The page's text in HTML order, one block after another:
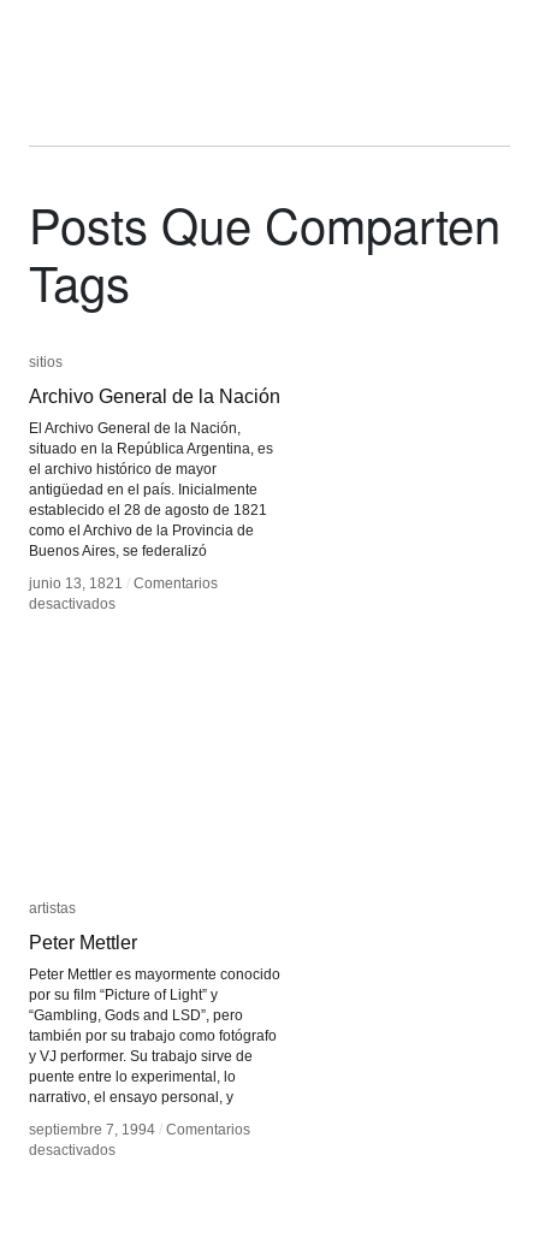
Posts Que Comparten
Tags
sitios
Archivo General de la Nación
El Archivo General de la Nación,
situado en la República Argentina, es
el archivo histórico de mayor
antigüedad en el país. Inicialmente
establecido el 28 de agosto de 1821
como el Archivo de la Provincia de
Buenos Aires, se federalizó
junio 13, 1821 / Comentarios
desactivadosen
sitios
Archivo General de la Nación
junio 13, 1821 / Comentarios
desactivadosen
artistas
Peter Mettler
Peter Mettler es mayormente conocido
por su film “Picture of Light” y
“Gambling, Gods and LSD”, pero
también por su trabajo como fotógrafo
y VJ performer. Su trabajo sirve de
puente entre lo experimental, lo
narrativo, el ensayo personal, y
septiembre 7, 1994 / Comentarios
desactivadosen
artistas
Peter Mettler
septiembre 7, 1994 / Comentarios
desactivadosen